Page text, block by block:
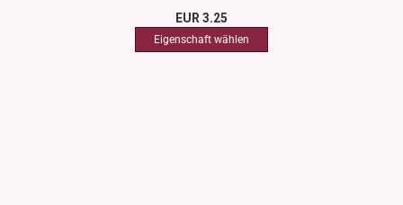
EUR 3.25